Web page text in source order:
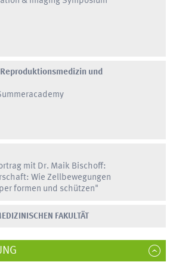
und
mit Dr. Maik Bischoff:
Wie Zellbewegungen
formen und schützen"
FAKULTÄT